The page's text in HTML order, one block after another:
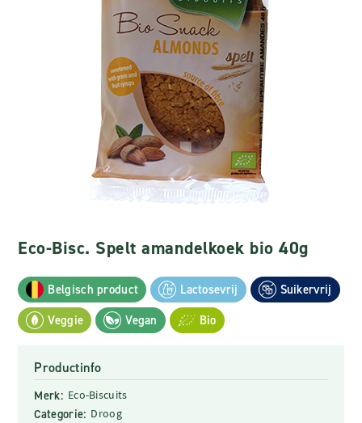
Eco-Bisc. Spelt amandelkoek bio 40g
Belgisch product Lactosevrij
Suikervrij
Veggie
Vegan Bio
Productinfo
Merk: Eco-Biscuits
Categorie: Droog